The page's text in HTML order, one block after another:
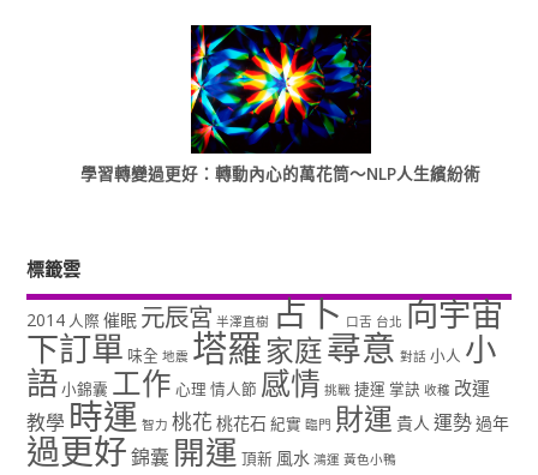
學習轉變過更好：轉動內心的萬花筒～NLP人生繽紛術
標籤雲
2014 人際 催眠 元辰宮 半澤直樹 占卜 口舌 台北 向宇宙
下訂單 味全 地震 塔羅家庭尋意 對話 小人 小
語小錦囊 工作 心理 情人節 感情 挑戰 捷運 掌訣 收穫 改運
教學 時運 智力 桃花 桃花石 紀實 臨門 財運 貴人 運勢過年
過更好錦囊 開運 頂新 風水 鴻運 黃色小鴨